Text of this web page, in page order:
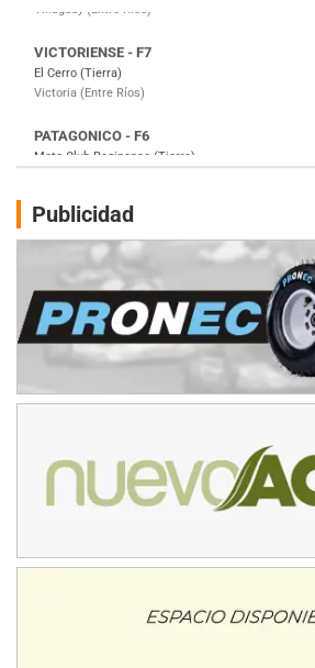
Moto Club Reginense (Tierra)
Gral. E. Godoy (Río Negro)
Juventud Unida (Tierra)
Humboldt (Santa Fe)
Ciudad de Avellaneda (Asfalto)
Avellaneda (Santa Fe)
SUR SANTAFESINO - F4
José Samuel Sánchez (Tierra)
Rufino (Santa Fe)
El Timbó (Tucumán)
COBERTURA ESPECIAL DE E-KART.COM.AR
08/09-AGO
IAME SERIES ARGENTINA 6
Ciudad de Trenque Lauquen (Asfalto)
Publicidad